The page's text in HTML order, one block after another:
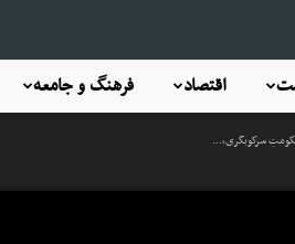
فرهنگ و جامعه اقتصاد
سرکوبگری،...